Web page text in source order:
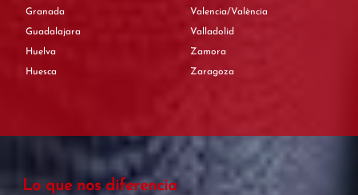
Granada
Guadalajara
Huelva
Huesca
Valencia/València
Valladolid
Zamora
Zaragoza
Lo que nos diferencia